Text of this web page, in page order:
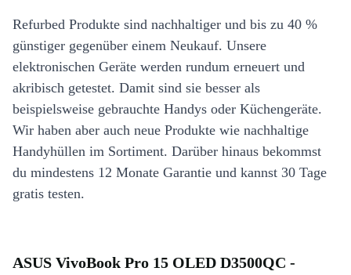
Refurbed Produkte sind nachhaltiger und bis zu 40 %
günstiger gegenüber einem Neukauf. Unsere
elektronischen Geräte werden rundum erneuert und
akribisch getestet. Damit sind sie besser als
beispielsweise gebrauchte Handys oder Küchengeräte.
Wir haben aber auch neue Produkte wie nachhaltige
Handyhüllen im Sortiment. Darüber hinaus bekommst
du mindestens 12 Monate Garantie und kannst 30 Tage
gratis testen.
ASUS VivoBook Pro 15 OLED D3500QC -